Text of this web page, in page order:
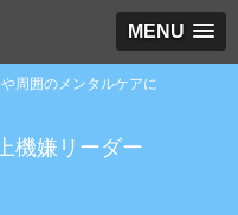
MENU
周囲のメンタルケアに
機嫌リーダー